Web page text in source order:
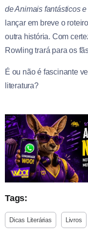
de Animais fantásticos
lançar em breve o
outra história. Com
Rowling trará para os
É ou não é fascinante
literatura?
Tags:
Dicas Literárias Livros